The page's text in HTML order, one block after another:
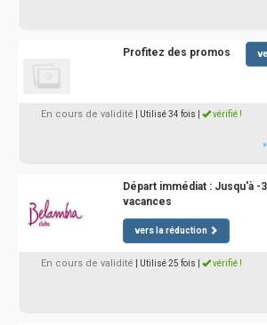
Profitez des promos
En cours de validité | Utilisé 34 fois vérifié !
Départ immédiat : Jusqu'à -
vacances
vers la réduction
En cours de validité | Utilisé 25 fois vérifié !